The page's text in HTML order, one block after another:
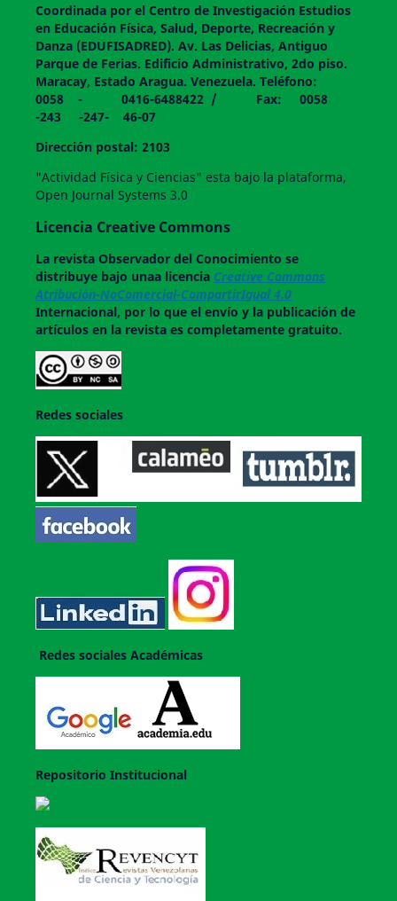
Coordinada por el Centro de Investigación Estudios
en Educación Física, Salud, Deporte, Recreación y
Danza (EDUFISADRED). Av. Las Delicias, Antiguo
Parque de Ferias. Edificio Administrativo, 2do piso.
Maracay, Estado Aragua. Venezuela. Teléfono:
0058 - 0416-6488422 / Fax: 0058
-243 -247- 46-07
Dirección postal: 2103
"Actividad Física y Ciencias" esta bajo la plataforma,
Open Journal Systems 3.0
Licencia Creative Commons
La revistaObservador del Conocimiento se
distribuye bajo unaa licencia Creative Commons
Atribución-NoComercial-CompartirIgual 4.0
Internacional, por lo que el envío y la publicación de
artículos en la revista es completamente gratuito.
Redes sociales
Redes sociales Académicas
Repositorio Institucional